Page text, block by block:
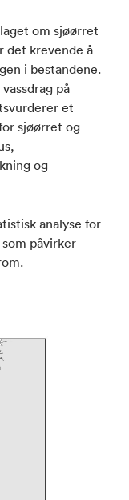
om sjøørret
det krevende å
i bestandene.
på
et
sjøørret og
og
analyse for
påvirker